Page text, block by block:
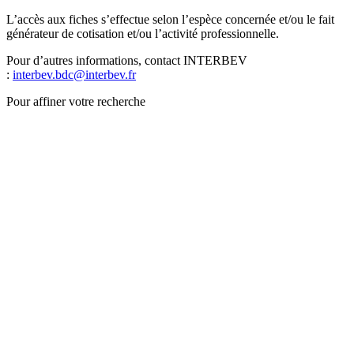
L’accès aux fiches s’effectue selon l’espèce concernée et/ou le fait
générateur de cotisation et/ou l’activité professionnelle.
Pour d’autres informations, contact INTERBEV
: interbev.bdc@interbev.fr
Pour affiner votre recherche